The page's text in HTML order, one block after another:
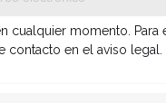
cualquier momento. Para
contacto en el aviso legal.